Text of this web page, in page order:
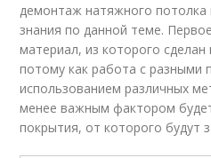
демонтаж натяжного
знания по данной теме.
материал, из которого
потому как работа с разными
использованием различных
менее важным фактором
покрытия, от которого будут